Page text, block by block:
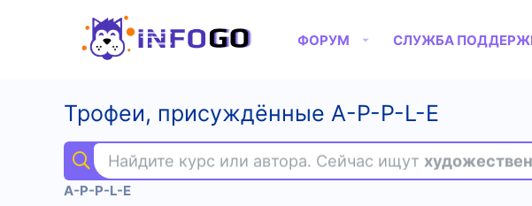
ФОРУМ СЛУЖБА
Трофеи, присуждённые A-P-P-L-E
Найдите курс или автора. Сейчас ищут
A-P-P-L-E